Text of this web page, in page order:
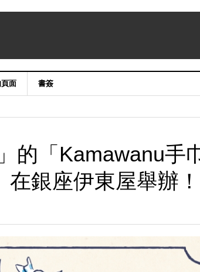
面 書簽
的「Kamawanu手
銀座伊東屋舉辦！